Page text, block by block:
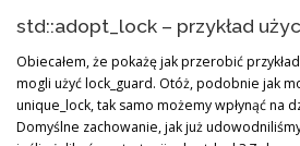
std::adopt_lock – przykład
Obiecałem, że pokażę jak przerobić
mogli użyć lock_guard. Otóż, podobnie jak
unique_lock, tak samo możemy wpłynąć na
Domyślne zachowanie, jak już